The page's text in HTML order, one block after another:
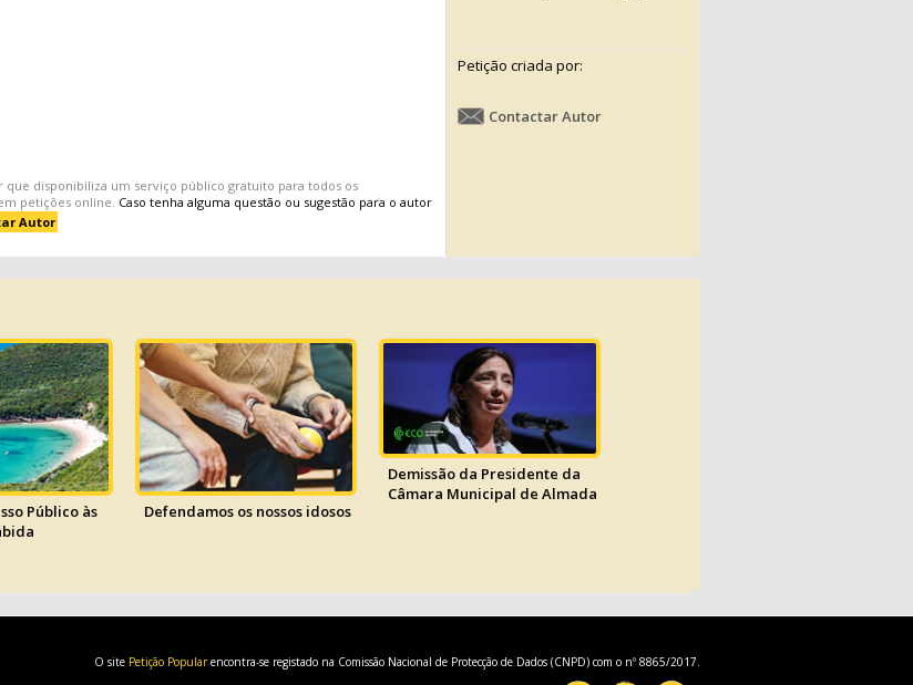
que disponibiliza um serviço público gratuito para todos os
petições online. Caso tenha alguma questão ou sugestão para o autor
Autor
Petição criada por:
Contactar Autor
Público às
Defendamos os nossos idosos
Demissão da Presidente da
Câmara Municipal de Almada
O site Petição Popularencontra-se registado na Comissão Nacional de Protecção de Dados (CNPD) com o nº 8865/2017.